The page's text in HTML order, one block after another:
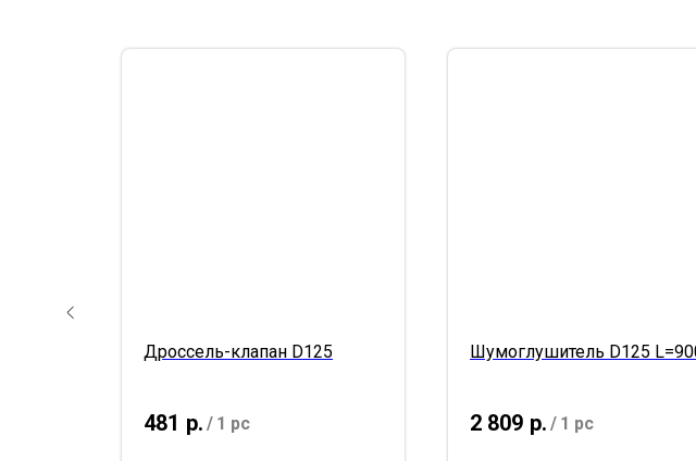
Дроссель-клапан D125
481 р. / 1 pc
Шумоглушитель D125
2 809 р. / 1 pc